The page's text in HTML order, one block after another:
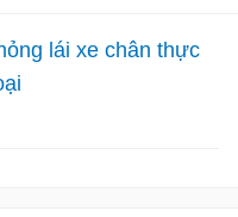
lái xe chân thực